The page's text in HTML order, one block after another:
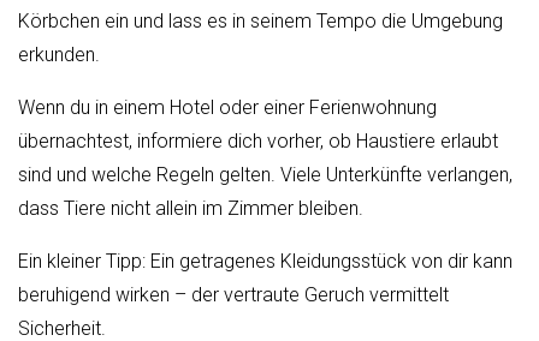
Körbchen ein und lass es in seinem Tempo die Umgebung
erkunden.
Wenn du in einem Hotel oder einer Ferienwohnung
übernachtest, informiere dich vorher, ob Haustiere erlaubt
sind und welche Regeln gelten. Viele Unterkünfte verlangen,
dass Tiere nicht allein im Zimmer bleiben.
Ein kleiner Tipp: Ein getragenes Kleidungsstück von dir kann
beruhigend wirken – der vertraute Geruch vermittelt
Sicherheit.